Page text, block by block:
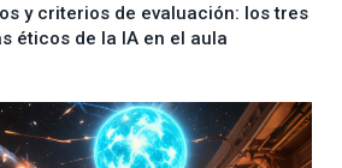
y criterios de evaluación: los tres
éticos de la IA en el aula